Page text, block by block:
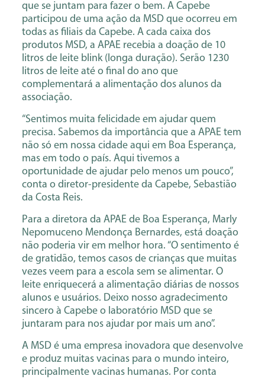
que se juntam para fazer o bem. A Capebe
participou de uma ação da MSD que ocorreu em
todas as filiais da Capebe. A cada caixa dos
produtos MSD, a APAE recebia a doação de 10
litros de leite blink (longa duração). Serão 1230
litros de leite até o final do ano que
complementará a alimentação dos alunos da
associação.
“Sentimos muita felicidade em ajudar quem
precisa. Sabemos da importância que a APAE tem
não só em nossa cidade aqui em Boa Esperança,
mas em todo o país. Aqui tivemos a
oportunidade de ajudar pelo menos um pouco”,
conta o diretor-presidente da Capebe, Sebastião
da Costa Reis.
Para a diretora da APAE de Boa Esperança, Marly
Nepomuceno Mendonça Bernardes, está doação
não poderia vir em melhor hora. “O sentimento é
de gratidão, temos casos de crianças que muitas
vezes veem para a escola sem se alimentar. O
leite enriquecerá a alimentação diárias de nossos
alunos e usuários. Deixo nosso agradecimento
sincero à Capebe o laboratório MSD que se
juntaram para nos ajudar por mais um ano”.
A MSD é uma empresa inovadora que desenvolve
e produz muitas vacinas para o mundo inteiro,
principalmente vacinas humanas. Por conta